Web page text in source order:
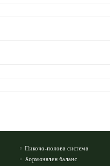
Пикочо-полова система
Хормонален баланс